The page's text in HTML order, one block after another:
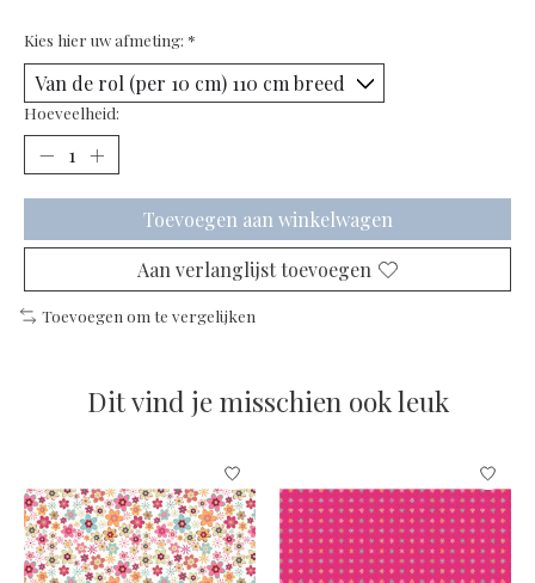
Kies hier uw afmeting: *
Hoeveelheid:
Toevoegen aan winkelwagen
Aan verlanglijst toevoegen
Toevoegen om te vergelijken
Dit vind je misschien ook leuk
Items van productcarrousel